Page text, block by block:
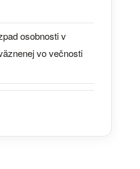
osobnosti v
vo večnosti